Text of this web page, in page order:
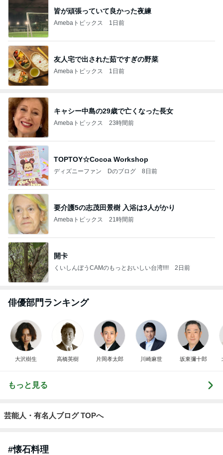
皆が頑張っていて良かった夜練
Amebaトピックス 1日前
友人宅で出された茹ですぎの野菜
Amebaトピックス 1日前
キャシー中島の29歳で亡くなった長女
Amebaトピックス 23時間前
TOPTOY☆Cocoa Workshop
ディズニーファン Dのブログ 8日前
要介護5の志茂田景樹 入浴は3人がかり
Amebaトピックス 21時間前
開卡
くいしんぼうCAMのもっとおいしい台湾!!!! 2日前
俳優部門ランキング
大沢樹生 高橋英樹 片岡孝太郎 川崎麻世 坂東彌十郎
もっと見る
芸能人・有名人ブログ TOPへ
#懐石料理